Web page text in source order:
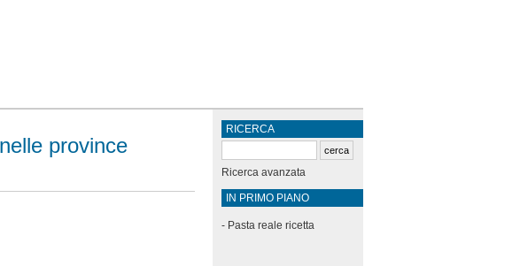
province
RICERCA
Ricerca avanzata
IN PRIMO PIANO
- Pasta reale ricetta